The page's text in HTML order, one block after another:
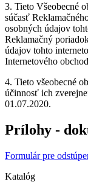
3. Tieto Všeobecné
súčasť
osobných údajov
Reklamačný
údajov tohto
Internetového
4. Tieto všeobecné
účinnosť ich
01.07.2020.
Prílohy -
Formulár pre
Katalóg